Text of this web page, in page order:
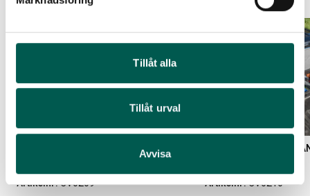
Tillåt alla
Tillåt urval
Avvisa
DECKED TOOLBOX MED STEGE
Artikelnr:CV0209
DECKED TOOLBOX
Artikelnr:CV0210